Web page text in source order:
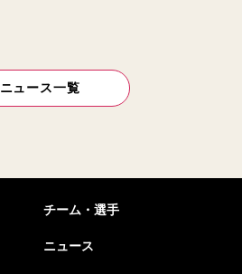
ニュース一覧
チーム・選手
ニュース